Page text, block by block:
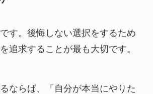
す。後悔しない選択をするため
追求することが最も大切です。
ならば、「自分が本当にやりた